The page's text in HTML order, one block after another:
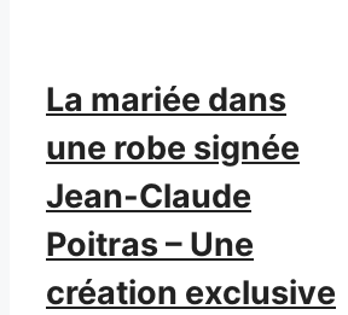
La mariée dans
une robe signée
Jean-Claude
Poitras – Une
création exclusive